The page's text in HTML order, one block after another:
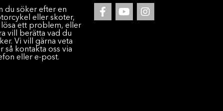
du söker efter en
eller skoter,
ett problem, eller
vill berätta vad du
Vi vill gärna veta
så kontakta oss via
eller e-post.